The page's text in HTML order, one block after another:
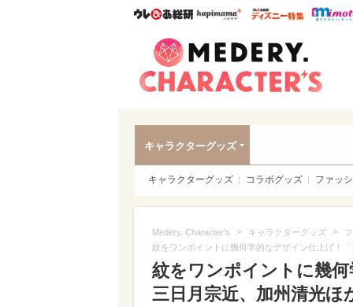
ウレぴあ総研ハピママ*
ウレぴ
キャラクターグッズ
キャラクターグッズ コラボグッズ ファッ
Medery. Character's > キャラクターグッズ >
紋をワンポイントに幾何学的なデザイン仕上げ！
紋をワンポイントに幾
三日月宗近、加州清光